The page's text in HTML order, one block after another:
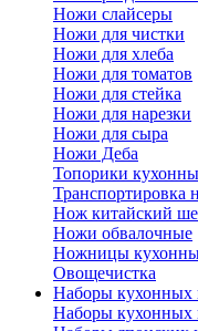
Ножи слайсеры
Ножи для чистки
Ножи для хлеба
Ножи для томатов
Ножи для стейка
Ножи для нарезки
Ножи для сыра
Ножи Деба
Топорики
Транспортировка
Нож китайский
Ножи обвалочные
Ножницы
Овощечистка
Наборы кухонных
Наборы кухонных